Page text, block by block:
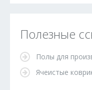
Полезные
Полы для
Ячеистые